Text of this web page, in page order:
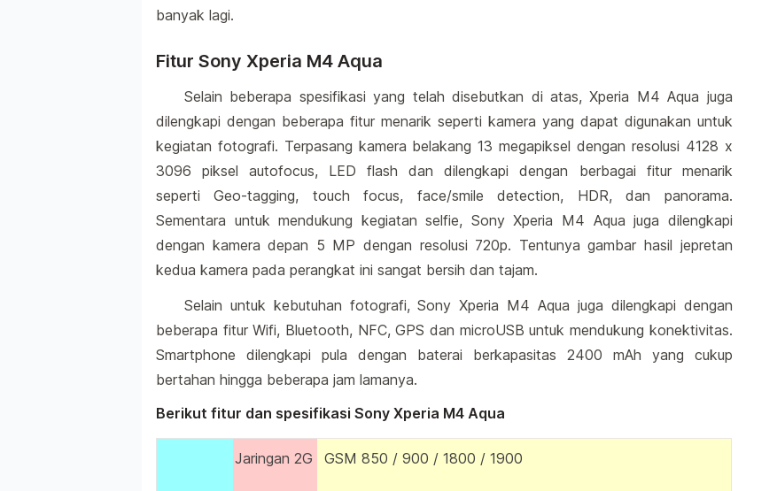
banyak lagi.
Fitur Sony Xperia M4 Aqua
Selain beberapa spesifikasi yang telah disebutkan di atas, Xperia M4 Aqua juga
dilengkapi dengan beberapa fitur menarik seperti kamera yang dapat digunakan untuk
kegiatan fotografi. Terpasang kamera belakang 13 megapiksel dengan resolusi 4128 x
3096 piksel autofocus, LED flash dan dilengkapi dengan berbagai fitur menarik
seperti Geo-tagging, touch focus, face/smile detection, HDR, dan panorama.
Sementara untuk mendukung kegiatan selfie, Sony Xperia M4 Aqua juga dilengkapi
dengan kamera depan 5 MP dengan resolusi 720p. Tentunya gambar hasil jepretan
kedua kamera pada perangkat ini sangat bersih dan tajam.
Selain untuk kebutuhan fotografi, Sony Xperia M4 Aqua juga dilengkapi dengan
beberapa fitur Wifi, Bluetooth, NFC, GPS dan microUSB untuk mendukung konektivitas.
Smartphone dilengkapi pula dengan baterai berkapasitas 2400 mAh yang cukup
bertahan hingga beberapa jam lamanya.
Berikut fitur dan spesifikasi Sony Xperia M4 Aqua
Jaringan 2G GSM 850 / 900 / 1800 / 1900